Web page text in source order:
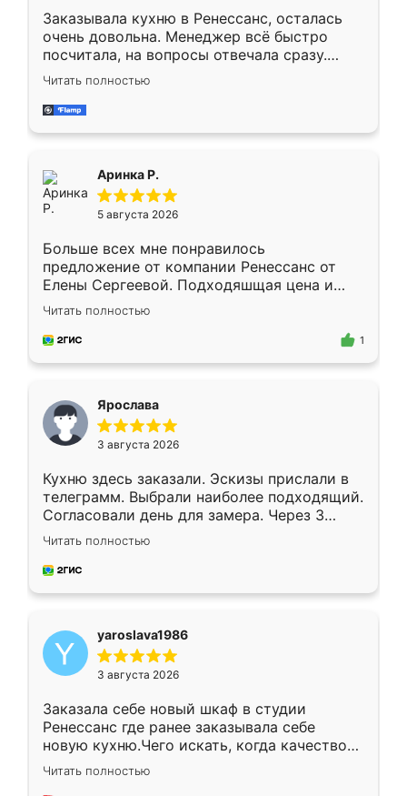
Заказывала кухню в Ренессанс, осталась
очень довольна. Менеджер всё быстро
посчитала, на вопросы отвечала сразу.
Замерщик приехал в субботу, подошёл к
делу со всей ответственностью. Собрали
за день, ребята работали аккуратно, даже
Читать полностью
Аринка Р.
5 августа 2026
Больше всех мне понравилось
предложение от компании Ренессанс от
Елены Сергеевой. Подходяшщая цена и
короткие сроки изготовления. Приехавший
для замера сотрудник Владислав
предложил по моему эскизу самый
Читать полностью
1
Ярослава
3 августа 2026
Кухню здесь заказали. Эскизы прислали в
телеграмм. Выбрали наиболее подходящий.
Согласовали день для замера. Через 3
недели кухня была уже готова. Остались
довольны работой. Спасибо Ренессанс
мебель за качественную работу!
Читать полностью
yaroslava1986
3 августа 2026
Заказала себе новый шкаф в студии
Ренессанс где ранее заказывала себе
новую кухню.Чего искать, когда качеством
вполне довольна. Служит кухня уже почти
два года, нареканий нет.
Читать полностью